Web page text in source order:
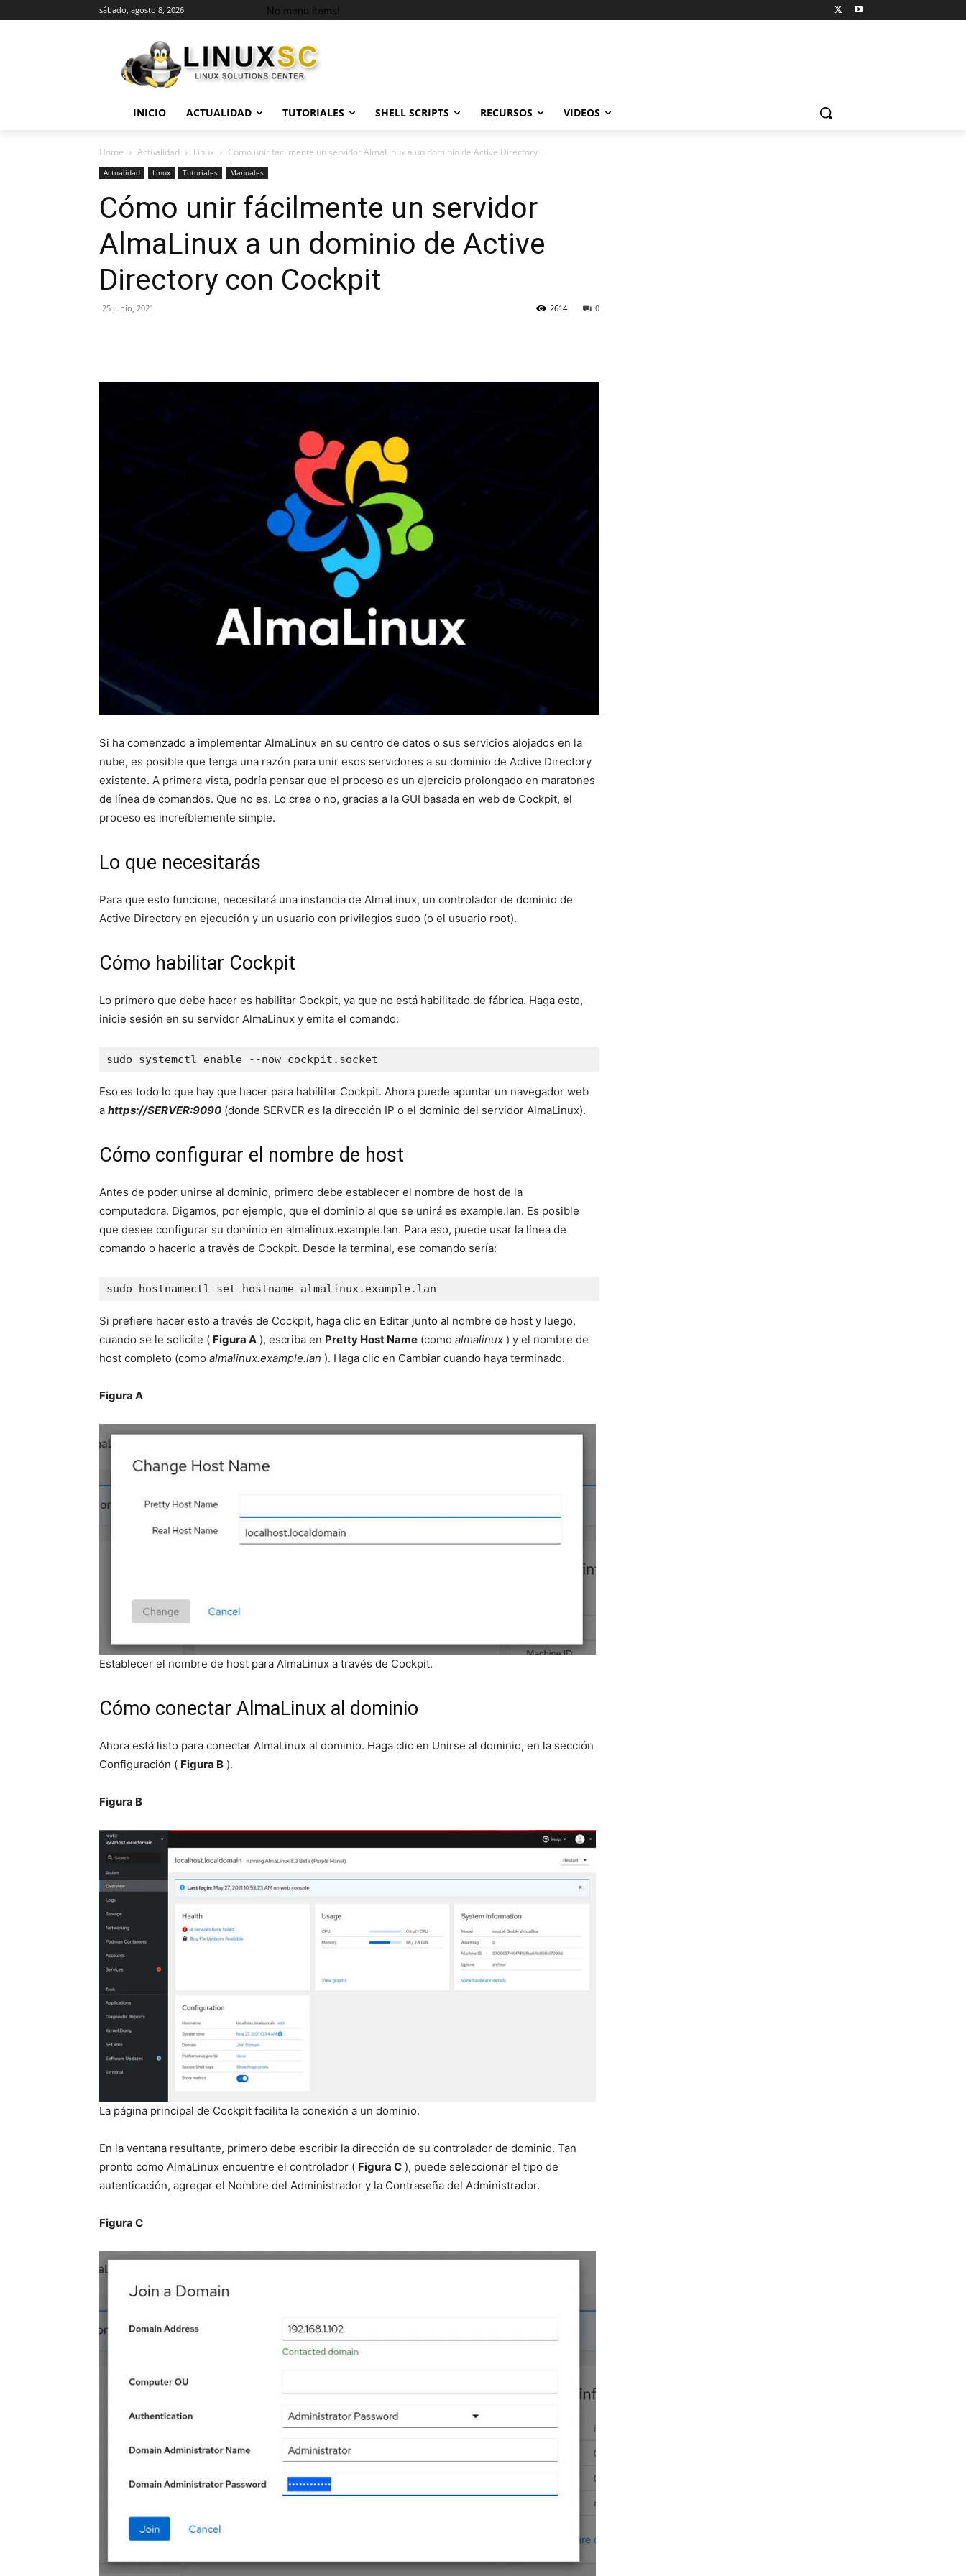
sábado, agosto 8, 2026 No menu items!
INICIO ACTUALIDAD TUTORIALES SHELL SCRIPTS RECURSOS VIDEOS
Home Actualidad Linux Cómo unir fácilmente un servidor AlmaLinux a un dominio de Active Directory...
Actualidad Linux Tutoriales Manuales
Cómo unir fácilmente un servidor
AlmaLinux a un dominio de Active
Directory con Cockpit
25 junio, 2021 0
2614
Si ha comenzado a implementar AlmaLinux en su centro de datos o sus servicios alojados en la
nube, es posible que tenga una razón para unir esos servidores a su dominio de Active Directory
existente. A primera vista, podría pensar que el proceso es un ejercicio prolongado en maratones
de línea de comandos. Que no es. Lo crea o no, gracias a la GUI basada en web de Cockpit, el
proceso es increíblemente simple.
Lo que necesitarás
Para que esto funcione, necesitará una instancia de AlmaLinux, un controlador de dominio de
Active Directory en ejecución y un usuario con privilegios sudo (o el usuario root).
Cómo habilitar Cockpit
Lo primero que debe hacer es habilitar Cockpit, ya que no está habilitado de fábrica. Haga esto,
inicie sesión en su servidor AlmaLinux y emita el comando:
sudo systemctl enable --now cockpit.socket
Eso es todo lo que hay que hacer para habilitar Cockpit. Ahora puede apuntar un navegador web
a https://SERVER:9090 (donde SERVER es la dirección IP o el dominio del servidor AlmaLinux).
Cómo configurar el nombre de host
Antes de poder unirse al dominio, primero debe establecer el nombre de host de la
computadora. Digamos, por ejemplo, que el dominio al que se unirá es example.lan. Es posible
que desee configurar su dominio en almalinux.example.lan. Para eso, puede usar la línea de
comando o hacerlo a través de Cockpit. Desde la terminal, ese comando sería:
sudo hostnamectl set-hostname almalinux.example.lan
Si prefiere hacer esto a través de Cockpit, haga clic en Editar junto al nombre de host y luego,
cuando se le solicite ( Figura A ), escriba en Pretty Host Name (como almalinux ) y el nombre de
host completo (como almalinux.example.lan ). Haga clic en Cambiar cuando haya terminado.
Figura A
Establecer el nombre de host para AlmaLinux a través de Cockpit.
Cómo conectar AlmaLinux al dominio
Ahora está listo para conectar AlmaLinux al dominio. Haga clic en Unirse al dominio, en la sección
Configuración ( Figura B ).
Figura B
La página principal de Cockpit facilita la conexión a un dominio.
En la ventana resultante, primero debe escribir la dirección de su controlador de dominio. Tan
pronto como AlmaLinux encuentre el controlador ( Figura C ), puede seleccionar el tipo de
autenticación, agregar el Nombre del Administrador y la Contraseña del Administrador.
Figura C